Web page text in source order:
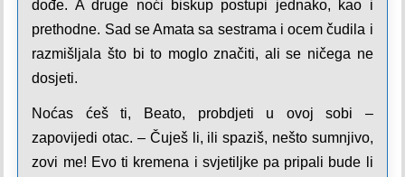
dođe. A druge noći biskup postupi jednako, kao i
prethodne. Sad se Amata sa sestrama i ocem čudila i
razmišljala što bi to moglo značiti, ali se ničega ne
dosjeti.
Noćas ćeš ti, Beato, probdjeti u ovoj sobi –
zapovijedi otac. – Čuješ li, ili spaziš, nešto sumnjivo,
zovi me! Evo ti kremena i svjetiljke pa pripali bude li